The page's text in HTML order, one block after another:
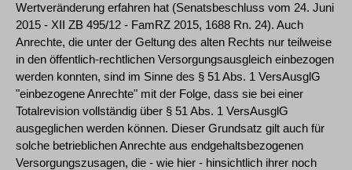
Wertveränderung erfahren hat (Senatsbeschluss vom 24. Juni
2015 - XII ZB 495/12 - FamRZ 2015, 1688 Rn. 24). Auch
Anrechte, die unter der Geltung des alten Rechts nur teilweise
in den öffentlich-rechtlichen Versorgungsausgleich einbezogen
werden konnten, sind im Sinne des § 51 Abs. 1 VersAusglG
"einbezogene Anrechte" mit der Folge, dass sie bei einer
Totalrevision vollständig über § 51 Abs. 1 VersAusglG
ausgeglichen werden können. Dieser Grundsatz gilt auch für
solche betrieblichen Anrechte aus endgehaltsbezogenen
Versorgungszusagen, die - wie hier - hinsichtlich ihrer noch